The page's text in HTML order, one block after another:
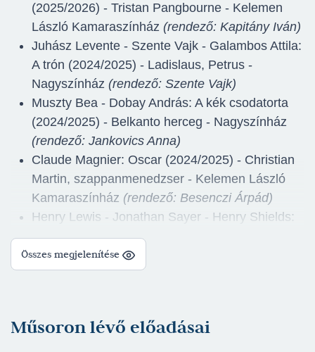
(2025/2026) - Tristan Pangbourne - Kelemen
László Kamaraszínház (rendező: Kapitány Iván)
Juhász Levente - Szente Vajk - Galambos Attila:
A trón (2024/2025) - Ladislaus, Petrus -
Nagyszínház (rendező: Szente Vajk)
Muszty Bea - Dobay András: A kék csodatorta
(2024/2025) - Belkanto herceg - Nagyszínház
(rendező: Jankovics Anna)
Claude Magnier: Oscar (2024/2025) - Christian
Martin, szappanmenedzser - Kelemen László
Kamaraszínház (rendező: Besenczi Árpád)
Henry Lewis - Jonathan Sayer - Henry Shields:
Ma este megbukunk (2024/2025) - János, ő
játssza Charles Havershamet - Nagyszínház
(rendező: Cseke Péter)
Lee Hall - Tom Stoppard - Marc Norman:
Összes megjelenítése
Műsoron lévő előadásai